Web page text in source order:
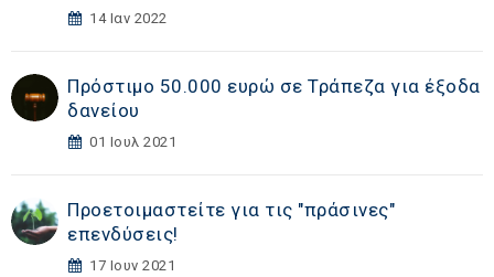
14 Ιαν 2022
Πρόστιμο 50.000 ευρώ σε Τράπεζα για έξοδα
δανείου
01 Ιουλ 2021
Προετοιμαστείτε για τις "πράσινες"
επενδύσεις!
17 Ιουν 2021